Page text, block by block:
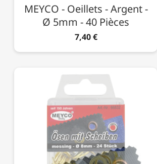
MEYCO - Oeillets - Argent -
Ø 5mm - 40 Pièces
7,40 €